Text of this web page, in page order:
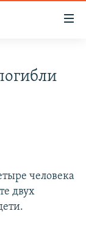
человека
двух